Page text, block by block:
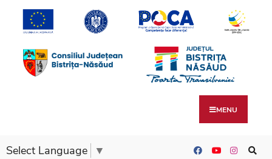
MENU
Select Language ▼